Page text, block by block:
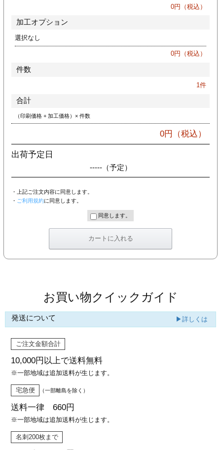
リーブ
0円（税込）
加工オプション
選択なし
0円（税込）
件数
1件
合計
（印刷価格 + 加工価格）× 件数
0円（税込）
出荷予定日
-----（予定）
・上記ご注文内容に同意します。
・ ご利用規約に同意します。
同意します。
お買い物クイックガイド
発送について ▶詳しくは
ご注文金額合計
10,000円以上で送料無料
※一部地域は追加送料が生じます。
宅急便 （一部離島を除く）
送料一律 660円
※一部地域は追加送料が生じます。
名刺200枚まで